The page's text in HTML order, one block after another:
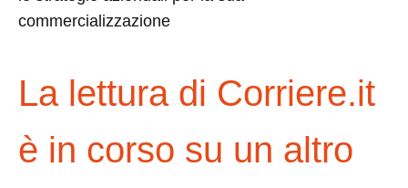
commercializzazione
La lettura di Corriere.it
è in corso su un altro